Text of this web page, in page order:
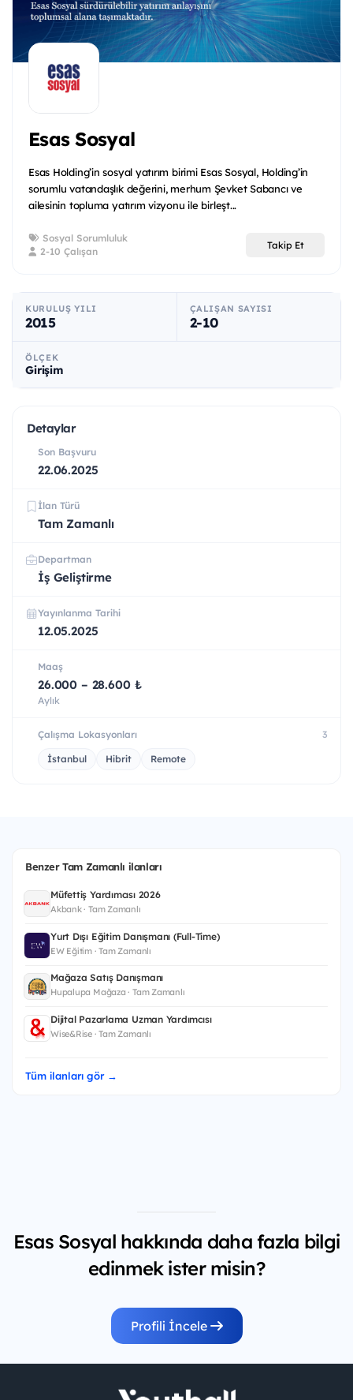
Esas Sosyal
Esas Holding’in sosyal yatırım birimi Esas Sosyal, Holding’in
sorumlu vatandaşlık değerini, merhum Şevket Sabancı ve
ailesinin topluma yatırım vizyonu ile birleşt...
Sosyal Sorumluluk
2-10 Çalışan
Takip Et
KURULUŞ YILI
2015
ÇALIŞAN SAYISI
2-10
ÖLÇEK
Girişim
Detaylar
Son Başvuru
22.06.2025
İlan Türü
Tam Zamanlı
Departman
İş Geliştirme
Yayınlanma Tarihi
12.05.2025
Maaş
26.000 – 28.600 ₺
Aylık
Çalışma Lokasyonları 3
İstanbul Hibrit Remote
Benzer Tam Zamanlı ilanları
Müfettiş Yardımcısı 2026
Akbank · Tam Zamanlı
Yurt Dışı Eğitim Danışmanı (Full-Time)
EW Eğitim · Tam Zamanlı
Mağaza Satış Danışmanı
Hupalupa Mağaza · Tam Zamanlı
Dijital Pazarlama Uzman Yardımcısı
Wise&Rise · Tam Zamanlı
Tüm ilanları gör →
Esas Sosyal hakkında daha fazla bilgi
edinmek ister misin?
Profili İncele